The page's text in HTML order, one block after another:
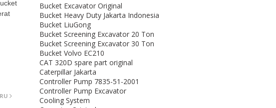
Bucket Excavator Original
Bucket Heavy Duty Jakarta Indonesia
Bucket LiuGong
Bucket Screening Excavator 20 Ton
Bucket Screening Excavator 30 Ton
Bucket Volvo EC210
CAT 320D spare part original
Caterpillar Jakarta
Controller Pump 7835-51-2001
Controller Pump Excavator
Cooling System